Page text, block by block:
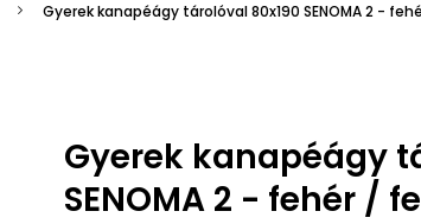
Gyerek kanapéágy tárolóval 80x190 SENOMA 2 -
Gyerek kanapéágy
SENOMA 2 - fehér /